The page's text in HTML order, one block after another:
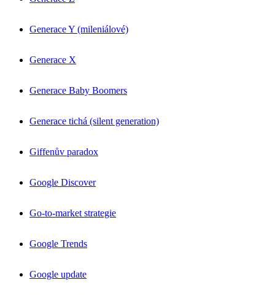
Generace Y (mileniálové)
Generace X
Generace Baby Boomers
Generace tichá (silent generation)
Giffenův paradox
Google Discover
Go-to-market strategie
Google Trends
Google update